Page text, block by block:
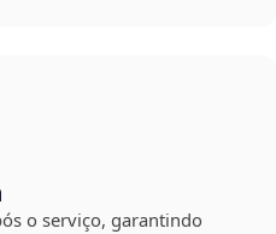
o serviço, garantindo